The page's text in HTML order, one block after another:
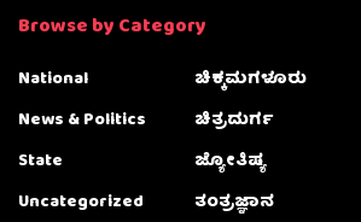
Browse by Category
National
News & Politics
State
Uncategorized
ಚಿಕ್ಕಮಗಳೂರು
ಚಿತ್ರದುರ್ಗ
ಜ್ಯೋತಿಷ್ಯ
ತಂತ್ರಜ್ಞಾನ